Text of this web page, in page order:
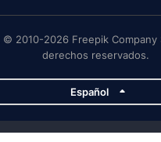
2010-2026 Freepik Company
derechos reservados.
Español